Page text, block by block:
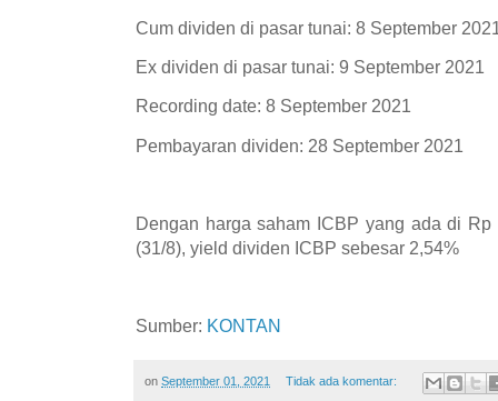
Cum dividen di pasar tunai: 8 September
Ex dividen di pasar tunai: 9 September 2021
Recording date: 8 September 2021
Pembayaran dividen: 28 September 2021
Dengan harga saham ICBP yang ada di
(31/8), yield dividen ICBP sebesar 2,54%
Sumber: KONTAN
on September 01, 2021 Tidak ada komentar: